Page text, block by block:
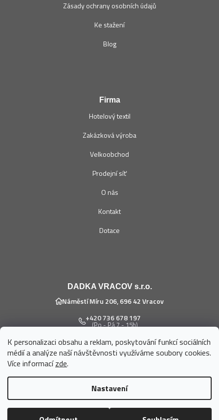
K personalizaci obsahu a reklam, poskytování funkcí sociálních
médií a analýze naší návštěvnosti využíváme soubory cookies.
Více informacízde.
Nastavení
Zásady ochrany osobních údajů
Ke stažení
Blog
Firma
Hotelový textil
Zakázková výroba
Velkoobchod
Prodejní síť
O nás
Kontakt
Dotace
DADKA VRACOV s.r.o.
Náměstí Míru 206, 696 42 Vracov
+420 736 678 197
(Po - Pá 7 - 15h)
eshop@dadka.cz